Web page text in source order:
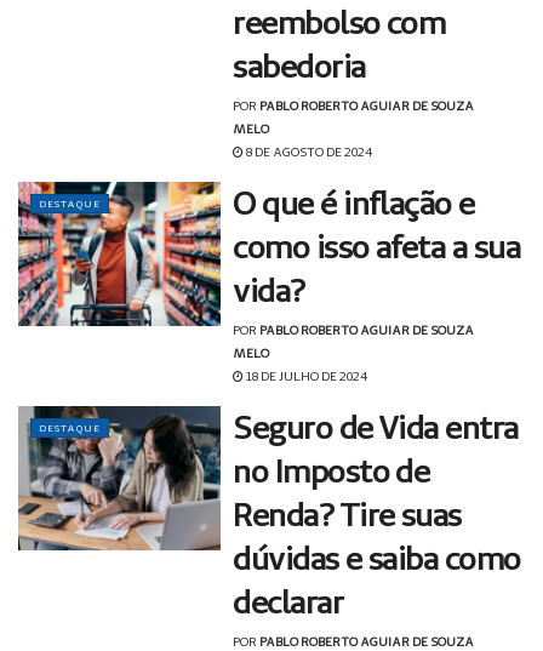
reembolso com
sabedoria
POR PABLO ROBERTO AGUIAR DE SOUZA
MELO
8 DE AGOSTO DE 2024
DESTAQUE
O que é inflação e
como isso afeta a sua
vida?
POR PABLO ROBERTO AGUIAR DE SOUZA
MELO
18 DE JULHO DE 2024
DESTAQUE
Seguro de Vida entra
no Imposto de
Renda? Tire suas
dúvidas e saiba como
declarar
POR PABLO ROBERTO AGUIAR DE SOUZA